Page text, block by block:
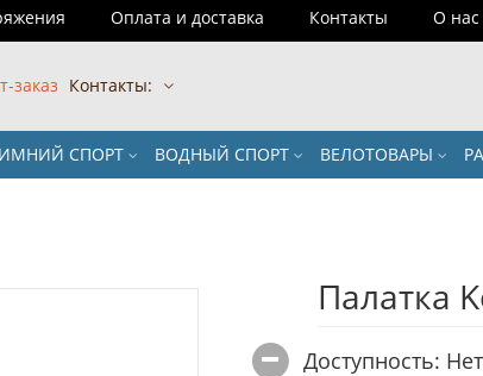
Оплата и доставка Контакты О нас
заказ Контакты:
СПОРТ ВОДНЫЙ СПОРТ ВЕЛОТОВАРЫ
Палатка
Доступность: